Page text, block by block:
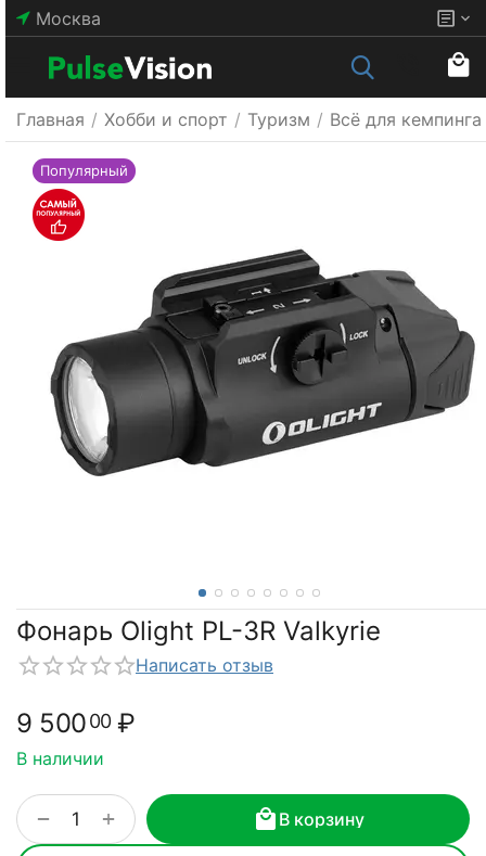
Москва
Главная / Хобби и спорт / Туризм / Всё для кемпинга
Популярный
Фонарь Olight PL-3R Valkyrie
Написать отзыв
9 50000 ₽
В наличии
+
− В корзину